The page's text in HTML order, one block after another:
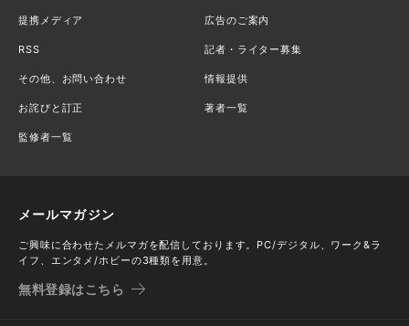
提携メディア 広告のご案内
RSS 記者・ライター募集
その他、お問い合わせ 情報提供
お詫びと訂正 著者一覧
監修者一覧
メールマガジン
ご興味に合わせたメルマガを配信しております。PC/デジタル、ワーク&ラ
イフ、エンタメ/ホビーの3種類を用意。
無料登録はこちら